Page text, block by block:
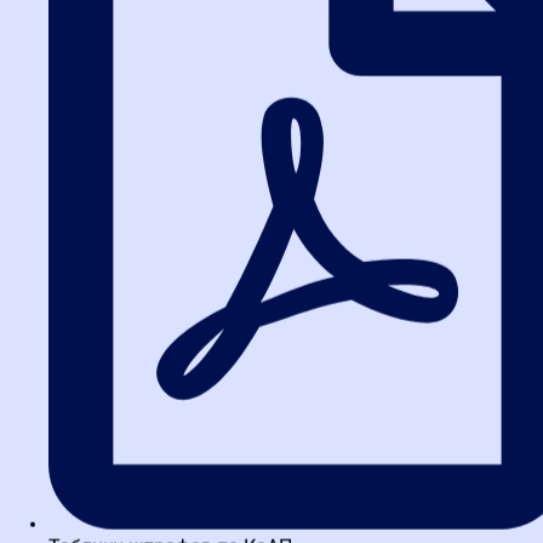
Литий-ионные аккумуляторы
попадают под ограничение
В перечень товаров с защитной мерой в виде ограничения
(Приложение №2 к Постановлению №1875) включаются литий-
ионные аккумуляторные батареи (код ОКПД2 — 27.20.23.130).
Это означает, что в закупках по 44-ФЗ все заявки с
предложением иностранного товара подлежат отклонению, если
подана и соответствует требованиям хотя бы одна заявка на
российский товар. При исполнении контракта замена
российских аккумуляторов на иностранные становится
Дополнительный нюанс:в отношении этих же товаров вводится
Почему это важно для вас:
оборудования, содержащего литий-ионные аккумуляторы